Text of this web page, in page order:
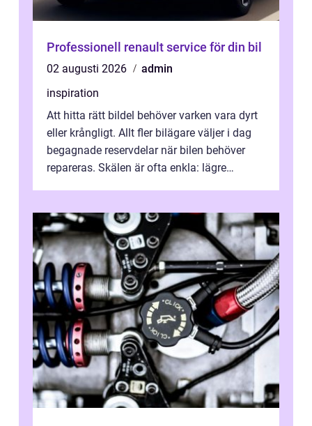
Professionell renault service för din bil
02 augusti 2026
admin
inspiration
Att hitta rätt bildel behöver varken vara dyrt
eller krångligt. Allt fler bilägare väljer i dag
begagnade reservdelar när bilen behöver
repareras. Skälen är ofta enkla: lägre